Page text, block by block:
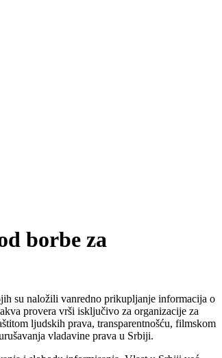
borbe za
su naložili vanredno prikupljanje informacija o
provera vrši isključivo za organizacije za
ljudskih prava, transparentnošću, filmskom
vladavine prava u Srbiji.